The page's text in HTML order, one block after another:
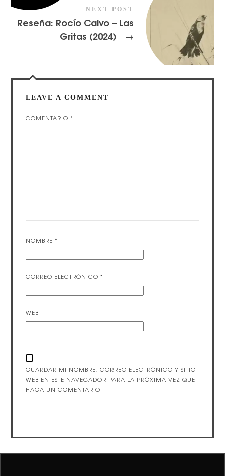
NEXT POST
Reseña: Rocío Calvo – Las
Gritas (2024)
→
LEAVE A COMMENT
COMENTARIO*
NOMBRE*
CORREO ELECTRÓNICO*
WEB
GUARDAR MI NOMBRE, CORREO ELECTRÓNICO Y SITIO
WEB EN ESTE NAVEGADOR PARA LA PRÓXIMA VEZ QUE
HAGA UN COMENTARIO.